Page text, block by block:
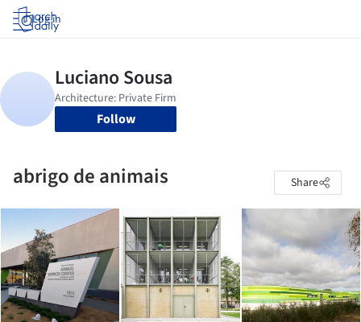
Log in
Follow
abrigo de animais Share